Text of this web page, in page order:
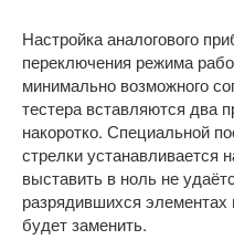
Настройка аналогового
переключения режима
минимально возможного
тестера вставляются два
накоротко. Специальной
стрелки устанавливается
выставить в ноль не
разрядившихся
будет заменить.